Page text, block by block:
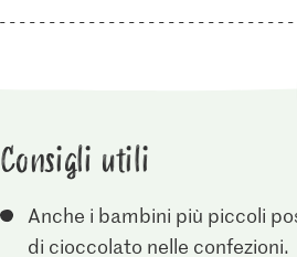
Consigli utili
Anche i bambini più piccoli
di cioccolato nelle confezioni.